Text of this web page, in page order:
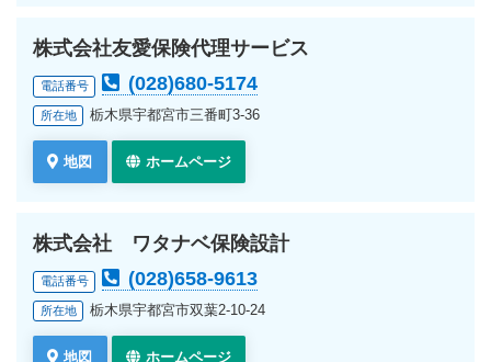
株式会社友愛保険代理サービス
電話番号 (028)680-5174
所在地 栃木県宇都宮市三番町3-36
地図 ホームページ
株式会社 ワタナベ保険設計
電話番号 (028)658-9613
所在地 栃木県宇都宮市双葉2-10-24
地図 ホームページ